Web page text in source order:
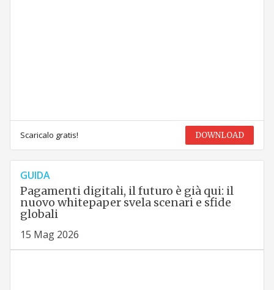
Scaricalo gratis! DOWNLOAD
GUIDA
Pagamenti digitali, il futuro è già qui: il
nuovo whitepaper svela scenari e sfide
globali
15 Mag 2026